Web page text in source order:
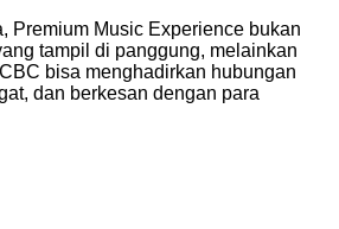
Premium Music Experience bukan
tampil di panggung, melainkan
bisa menghadirkan hubungan
dan berkesan dengan para